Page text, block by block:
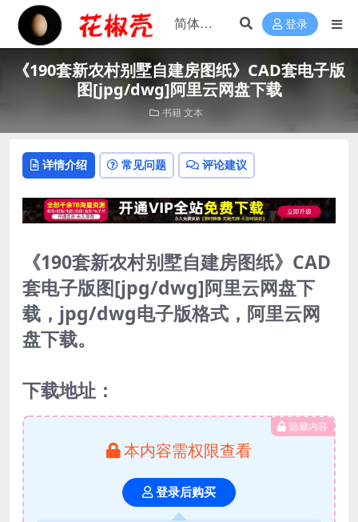
登录
《190套新农村别墅自建房图纸》CAD套电子版
图[jpg/dwg]阿里云网盘下载
书籍 文本
详情介绍 常见问题 评论建议
《190套新农村别墅自建房图纸》CAD
套电子版图[jpg/dwg]阿里云网盘下
载，jpg/dwg电子版格式，阿里云网
盘下载。
下载地址：
隐藏内容
本内容需权限查看
登录后购买